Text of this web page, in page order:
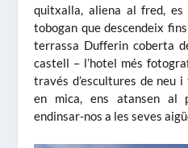
quitxalla, aliena al fred,
tobogan que descendeix
terrassa Dufferin coberta
castell – l’hotel més
través d’escultures de neu
en mica, ens atansen al
endinsar-nos a les seves